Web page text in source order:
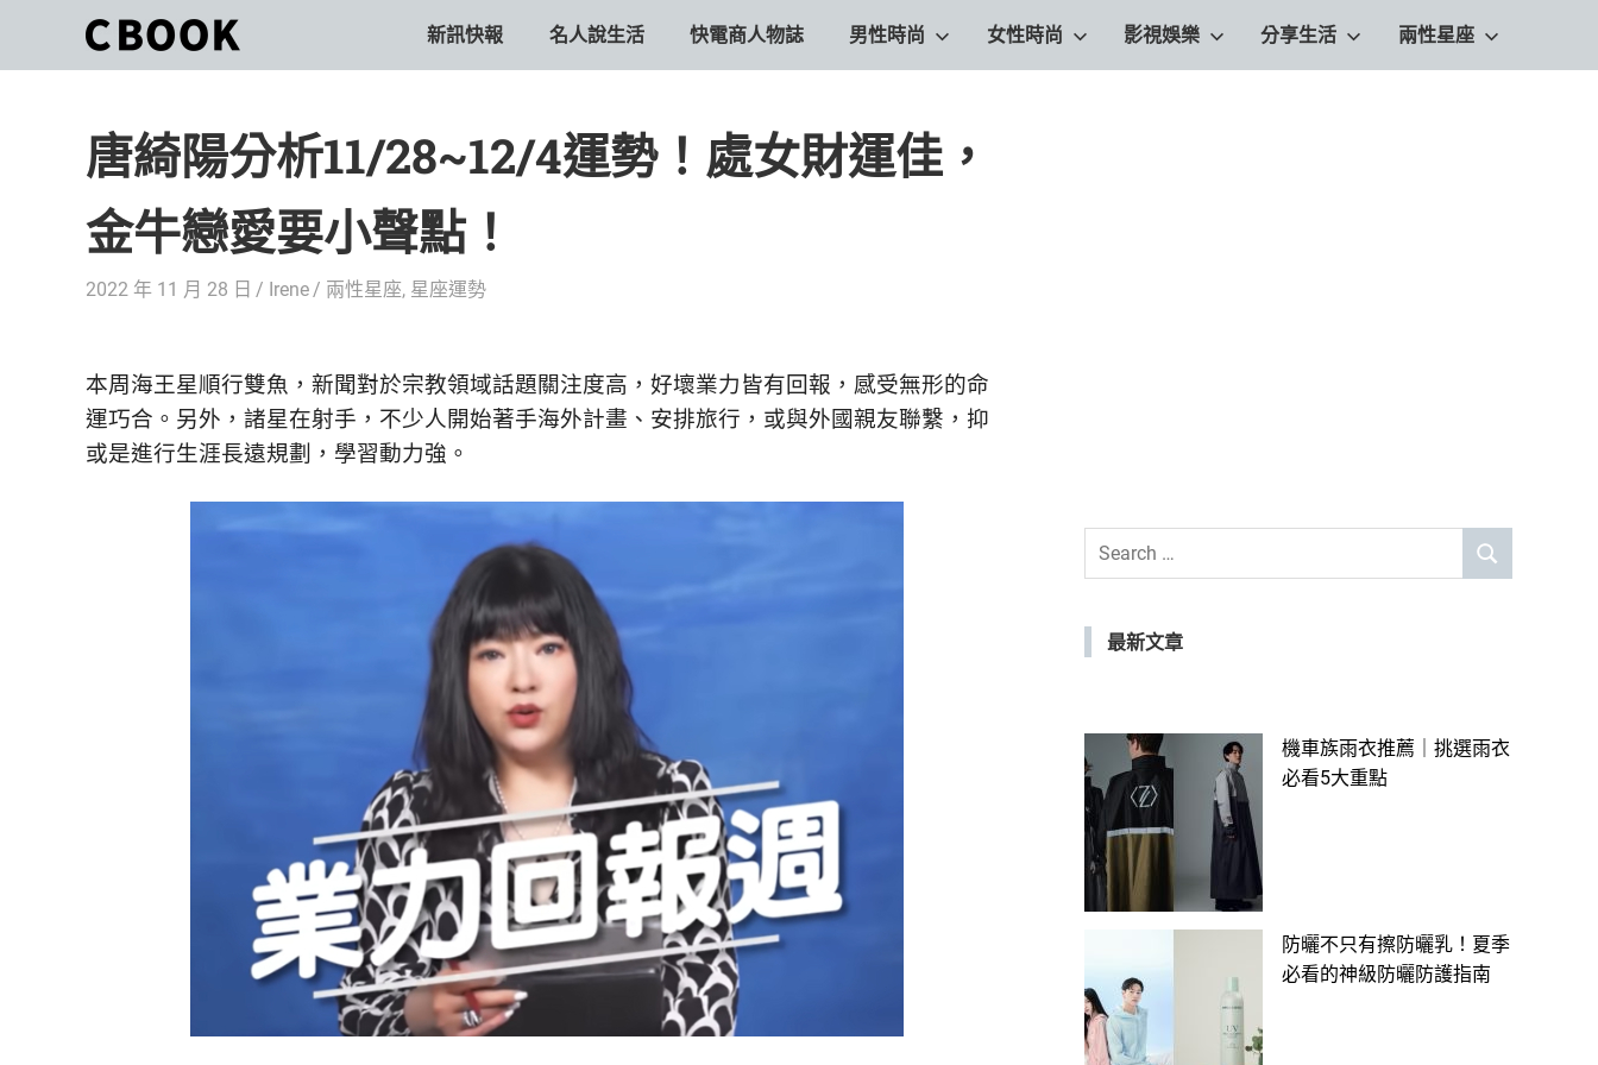
content
你
一
起
活
出
自
己
度
World.」
CBOOK
一
本
貼
妳
生
活
的
新訊快報 名人說生活 快電商人物誌 男性時尚 女性時尚 影視娛樂 分享生活 兩性星座
唐綺陽分析11/28~12/4運勢！處女財運佳，
金牛戀愛要小聲點！
2022 年 11 月 28 日 Irene 兩性星座, 星座運勢
本周海王星順行雙魚，新聞對於宗教領域話題關注度高，好壞業力皆有回報，感受無形的命
運巧合。另外，諸星在射手，不少人開始著手海外計畫、安排旅行，或與外國親友聯繫，抑
或是進行生涯長遠規劃，學習動力強。
Search
SEARCH
最新文章
機車族雨衣推薦｜挑選雨衣
必看5大重點
防曬不只有擦防曬乳！夏季
必看的神級防曬防護指南